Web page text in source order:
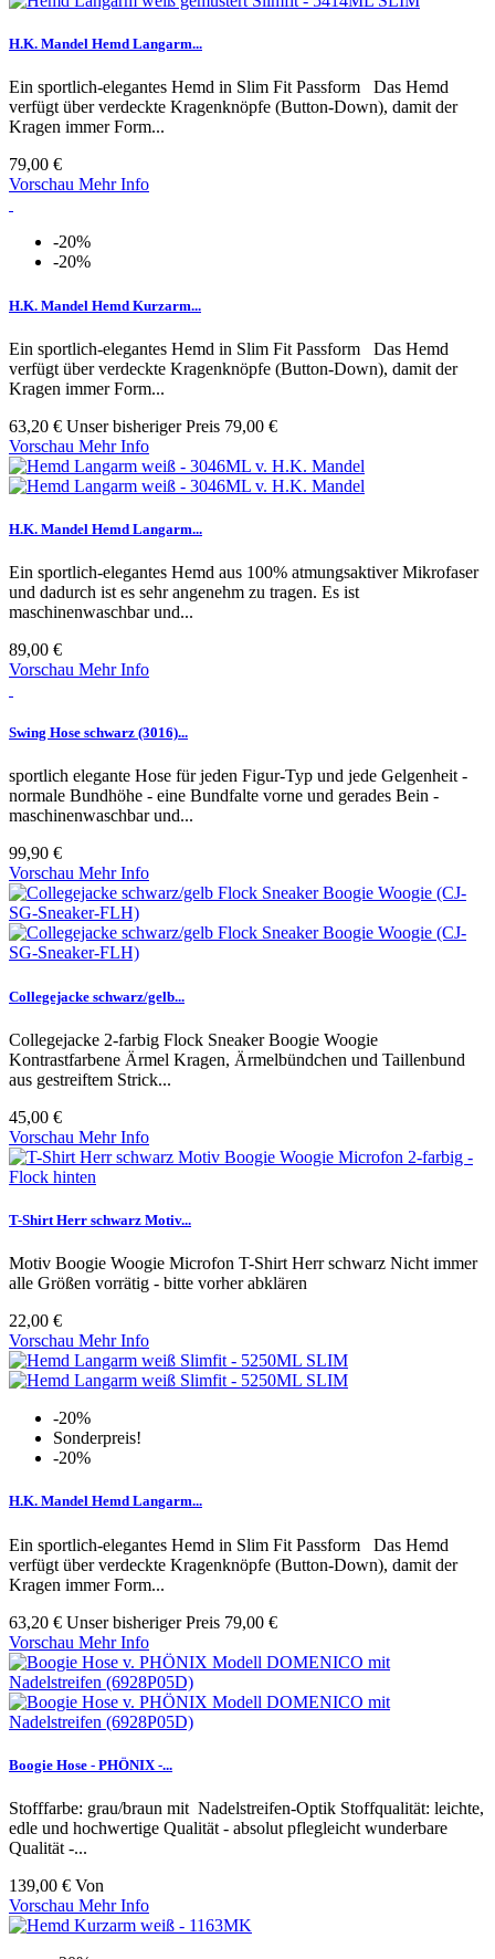
H.K. Mandel Hemd Langarm...
Ein sportlich-elegantes Hemd in Slim Fit Passform Das Hemd
verfügt über verdeckte Kragenknöpfe (Button-Down), damit der
Kragen immer Form...
79,00 €
Vorschau Mehr Info
-20%
-20%
H.K. Mandel Hemd Kurzarm...
Ein sportlich-elegantes Hemd in Slim Fit Passform Das Hemd
verfügt über verdeckte Kragenknöpfe (Button-Down), damit der
Kragen immer Form...
63,20 € Unser bisheriger Preis 79,00 €
Vorschau Mehr Info
H.K. Mandel Hemd Langarm...
Ein sportlich-elegantes Hemd aus 100% atmungsaktiver Mikrofaser
und dadurch ist es sehr angenehm zu tragen. Es ist
maschinenwaschbar und...
89,00 €
Vorschau Mehr Info
Swing Hose schwarz (3016)...
sportlich elegante Hose für jeden Figur-Typ und jede Gelgenheit -
normale Bundhöhe - eine Bundfalte vorne und gerades Bein -
maschinenwaschbar und...
99,90 €
Vorschau Mehr Info
Collegejacke schwarz/gelb...
Collegejacke 2-farbig Flock Sneaker Boogie Woogie
Kontrastfarbene Ärmel Kragen, Ärmelbündchen und Taillenbund
aus gestreiftem Strick...
45,00 €
Vorschau Mehr Info
T-Shirt Herr schwarz Motiv...
Motiv Boogie Woogie Microfon T-Shirt Herr schwarz Nicht immer
alle Größen vorrätig - bitte vorher abklären
22,00 €
Vorschau Mehr Info
-20%
Sonderpreis!
-20%
H.K. Mandel Hemd Langarm...
Ein sportlich-elegantes Hemd in Slim Fit Passform Das Hemd
verfügt über verdeckte Kragenknöpfe (Button-Down), damit der
Kragen immer Form...
63,20 € Unser bisheriger Preis 79,00 €
Vorschau Mehr Info
Boogie Hose - PHÖNIX -...
Stofffarbe: grau/braun mit Nadelstreifen-Optik Stoffqualität: leichte,
edle und hochwertige Qualität - absolut pflegleicht wunderbare
Qualität -...
139,00 € Von
Vorschau Mehr Info